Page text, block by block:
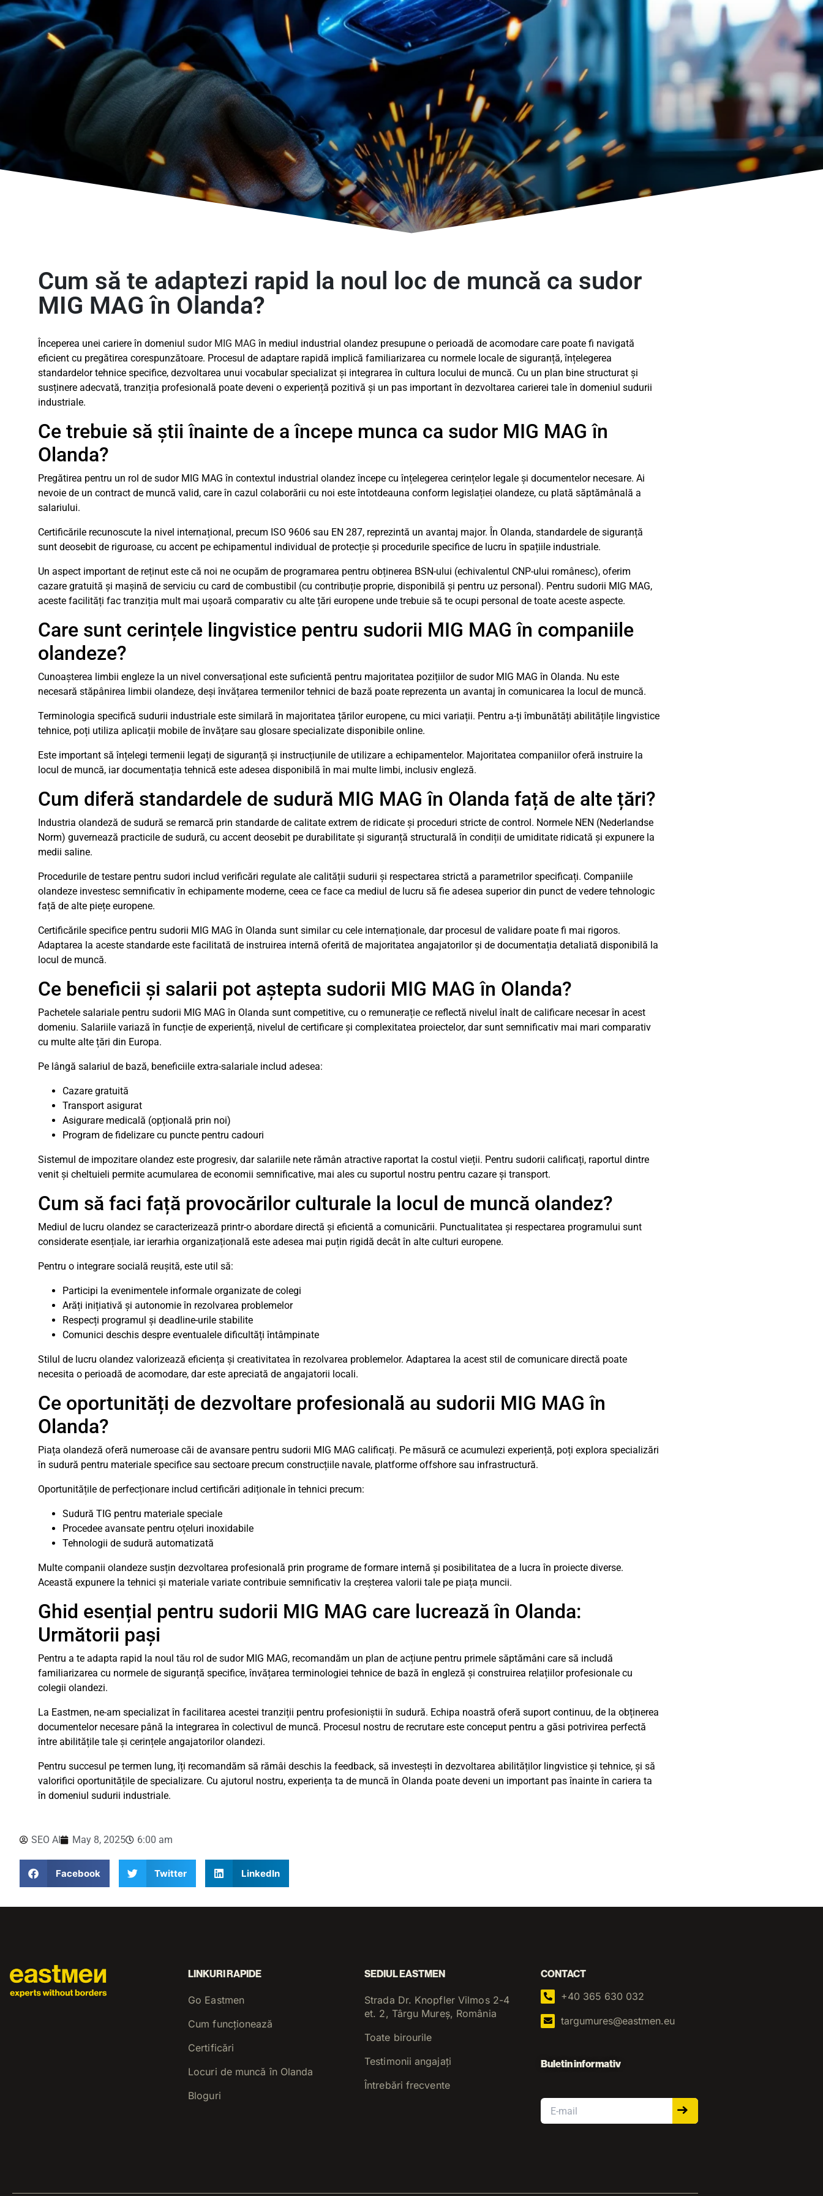
Cum să te adaptezi rapid la noul loc de muncă ca sudor
MIG MAG în Olanda?
Începerea unei cariere în domeniul sudor MIG MAG în mediul industrial olandez presupune o perioadă de acomodare care poate fi navigată
eficient cu pregătirea corespunzătoare. Procesul de adaptare rapidă implică familiarizarea cu normele locale de siguranță, înțelegerea
standardelor tehnice specifice, dezvoltarea unui vocabular specializat și integrarea în cultura locului de muncă. Cu un plan bine structurat și
susținere adecvată, tranziția profesională poate deveni o experiență pozitivă și un pas important în dezvoltarea carierei tale în domeniul sudurii
industriale.
Ce trebuie să știi înainte de a începe munca ca sudor MIG MAG în
Olanda?
Pregătirea pentru un rol de sudor MIG MAG în contextul industrial olandez începe cu înțelegerea cerințelor legale și documentelor necesare. Ai
nevoie de un contract de muncă valid, care în cazul colaborării cu noi este întotdeauna conform legislației olandeze, cu plată săptămânală a
salariului.
Certificările recunoscute la nivel internațional, precum ISO 9606 sau EN 287, reprezintă un avantaj major. În Olanda, standardele de siguranță
sunt deosebit de riguroase, cu accent pe echipamentul individual de protecție și procedurile specifice de lucru în spațiile industriale.
Un aspect important de reținut este că noi ne ocupăm de programarea pentru obținerea BSN-ului (echivalentul CNP-ului românesc), oferim
cazare gratuită și mașină de serviciu cu card de combustibil (cu contribuție proprie, disponibilă și pentru uz personal). Pentru sudorii MIG MAG,
aceste facilități fac tranziția mult mai ușoară comparativ cu alte țări europene unde trebuie să te ocupi personal de toate aceste aspecte.
Care sunt cerințele lingvistice pentru sudorii MIG MAG în companiile
olandeze?
Cunoașterea limbii engleze la un nivel conversațional este suficientă pentru majoritatea pozițiilor de sudor MIG MAG în Olanda. Nu este
necesară stăpânirea limbii olandeze, deși învățarea termenilor tehnici de bază poate reprezenta un avantaj în comunicarea la locul de muncă.
Terminologia specifică sudurii industriale este similară în majoritatea țărilor europene, cu mici variații. Pentru a-ți îmbunătăți abilitățile lingvistice
tehnice, poți utiliza aplicații mobile de învățare sau glosare specializate disponibile online.
Este important să înțelegi termenii legați de siguranță și instrucțiunile de utilizare a echipamentelor. Majoritatea companiilor oferă instruire la
locul de muncă, iar documentația tehnică este adesea disponibilă în mai multe limbi, inclusiv engleză.
Cum diferă standardele de sudură MIG MAG în Olanda față de alte țări?
Industria olandeză de sudură se remarcă prin standarde de calitate extrem de ridicate și proceduri stricte de control. Normele NEN (Nederlandse
Norm) guvernează practicile de sudură, cu accent deosebit pe durabilitate și siguranță structurală în condiții de umiditate ridicată și expunere la
medii saline.
Procedurile de testare pentru sudori includ verificări regulate ale calității sudurii și respectarea strictă a parametrilor specificați. Companiile
olandeze investesc semnificativ în echipamente moderne, ceea ce face ca mediul de lucru să fie adesea superior din punct de vedere tehnologic
față de alte piețe europene.
Certificările specifice pentru sudorii MIG MAG în Olanda sunt similar cu cele internaționale, dar procesul de validare poate fi mai rigoros.
Adaptarea la aceste standarde este facilitată de instruirea internă oferită de majoritatea angajatorilor și de documentația detaliată disponibilă la
locul de muncă.
Ce beneficii și salarii pot aștepta sudorii MIG MAG în Olanda?
Pachetele salariale pentru sudorii MIG MAG în Olanda sunt competitive, cu o remunerație ce reflectă nivelul înalt de calificare necesar în acest
domeniu. Salariile variază în funcție de experiență, nivelul de certificare și complexitatea proiectelor, dar sunt semnificativ mai mari comparativ
cu multe alte țări din Europa.
Pe lângă salariul de bază, beneficiile extra-salariale includ adesea:
Cazare gratuită
Transport asigurat
Asigurare medicală (opțională prin noi)
Program de fidelizare cu puncte pentru cadouri
Sistemul de impozitare olandez este progresiv, dar salariile nete rămân atractive raportat la costul vieții. Pentru sudorii calificați, raportul dintre
venit și cheltuieli permite acumularea de economii semnificative, mai ales cu suportul nostru pentru cazare și transport.
Cum să faci față provocărilor culturale la locul de muncă olandez?
Mediul de lucru olandez se caracterizează printr-o abordare directă și eficientă a comunicării. Punctualitatea și respectarea programului sunt
considerate esențiale, iar ierarhia organizațională este adesea mai puțin rigidă decât în alte culturi europene.
Pentru o integrare socială reușită, este util să:
Participi la evenimentele informale organizate de colegi
Arăți inițiativă și autonomie în rezolvarea problemelor
Respecți programul și deadline-urile stabilite
Comunici deschis despre eventualele dificultăți întâmpinate
Stilul de lucru olandez valorizează eficiența și creativitatea în rezolvarea problemelor. Adaptarea la acest stil de comunicare directă poate
necesita o perioadă de acomodare, dar este apreciată de angajatorii locali.
Ce oportunități de dezvoltare profesională au sudorii MIG MAG în
Olanda?
Piața olandeză oferă numeroase căi de avansare pentru sudorii MIG MAG calificați. Pe măsură ce acumulezi experiență, poți explora specializări
în sudură pentru materiale specifice sau sectoare precum construcțiile navale, platforme offshore sau infrastructură.
Oportunitățile de perfecționare includ certificări adiționale în tehnici precum:
Sudură TIG pentru materiale speciale
Procedee avansate pentru oțeluri inoxidabile
Tehnologii de sudură automatizată
Multe companii olandeze susțin dezvoltarea profesională prin programe de formare internă și posibilitatea de a lucra în proiecte diverse.
Această expunere la tehnici și materiale variate contribuie semnificativ la creșterea valorii tale pe piața muncii.
Ghid esențial pentru sudorii MIG MAG care lucrează în Olanda:
Următorii pași
Pentru a te adapta rapid la noul tău rol de sudor MIG MAG, recomandăm un plan de acțiune pentru primele săptămâni care să includă
familiarizarea cu normele de siguranță specifice, învățarea terminologiei tehnice de bază în engleză și construirea relațiilor profesionale cu
colegii olandezi.
La Eastmen, ne-am specializat în facilitarea acestei tranziții pentru profesioniștii în sudură. Echipa noastră oferă suport continuu, de la obținerea
documentelor necesare până la integrarea în colectivul de muncă. Procesul nostru de recrutare este conceput pentru a găsi potrivirea perfectă
între abilitățile tale și cerințele angajatorilor olandezi.
Pentru succesul pe termen lung, îți recomandăm să rămâi deschis la feedback, să investești în dezvoltarea abilităților lingvistice și tehnice, și să
valorifici oportunitățile de specializare. Cu ajutorul nostru, experiența ta de muncă în Olanda poate deveni un important pas înainte în cariera ta
în domeniul sudurii industriale.
SEO AI May 8, 2025 6:00 am
Facebook Twitter LinkedIn
LINKURI RAPIDE
Go Eastmen
Cum funcționează
Certificări
Locuri de muncă în Olanda
Bloguri
SEDIUL EASTMEN
Strada Dr. Knopfler Vilmos 2-4
et. 2, Târgu Mureș, România
Toate birourile
Testimonii angajați
Întrebări frecvente
CONTACT
+40 365 630 032
targumures@eastmen.eu
Buletin informativ